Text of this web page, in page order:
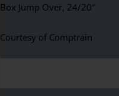
Box Jump Over, 24/20″
Courtesy of Comptrain